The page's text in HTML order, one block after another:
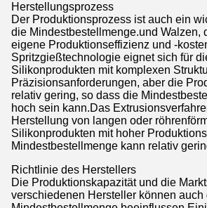
Herstellungsprozess
Der Produktionsprozess ist auch ein
die Mindestbestellmenge.und Walzen,
eigene Produktionseffizienz und -
Spritzgießtechnologie eignet sich für
Silikonprodukten mit komplexen
Präzisionsanforderungen, aber die
relativ gering, so dass die
hoch sein kann.Das
Herstellung von langen oder
Silikonprodukten mit hoher
Mindestbestellmenge kann relativ
Richtlinie des Herstellers
Die Produktionskapazität und die
verschiedenen Hersteller können